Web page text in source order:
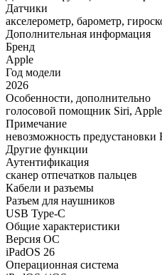
Датчики
акселерометр, барометр,
Дополнительная информация
Бренд
Apple
Год модели
2026
Особенности, дополнительно
голосовой помощник Siri,
Примечание
невозможность предустановки
Другие функции
Аутентификация
сканер отпечатков пальцев
Кабели и разъемы
Разъем для наушников
USB Type-C
Общие характеристики
Версия ОС
iPadOS 26
Операционная система